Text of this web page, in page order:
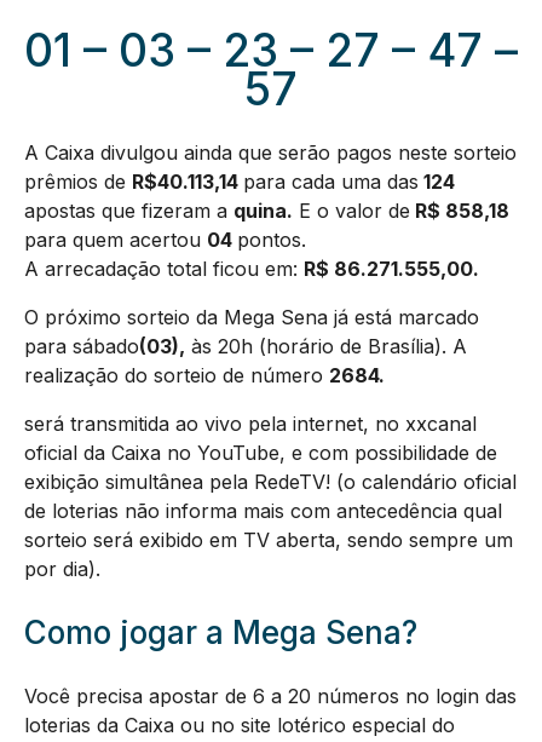
01 – 03 – 23 – 27 – 47 –
57
A Caixa divulgou ainda que serão pagos neste sorteio
prêmios de R$40.113,14 para cada uma das 124
apostas que fizeram a quina. E o valor de R$ 858,18
para quem acertou 04 pontos.
A arrecadação total ficou em: R$ 86.271.555,00.
O próximo sorteio da Mega Sena já está marcado
para sábado(03), às 20h (horário de Brasília). A
realização do sorteio de número 2684.
será transmitida ao vivo pela internet, no xxcanal
oficial da Caixa no YouTube, e com possibilidade de
exibição simultânea pela RedeTV! (o calendário oficial
de loterias não informa mais com antecedência qual
sorteio será exibido em TV aberta, sendo sempre um
por dia).
Como jogar a Mega Sena?
Você precisa apostar de 6 a 20 números no login das
loterias da Caixa ou no site lotérico especial do